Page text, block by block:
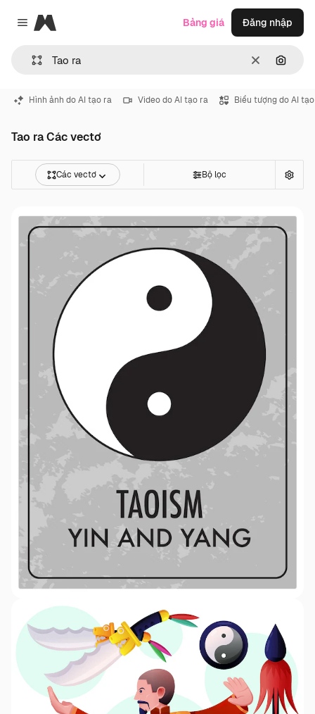
Close menu
Magnific
ThôngTìm
Bảng giá Đăng nhập
Hình ảnh do AI tạo ra Video do AI tạo ra Biểu tượng do AI
Tao ra Các vectơ
Các vectơ Bộ lọc